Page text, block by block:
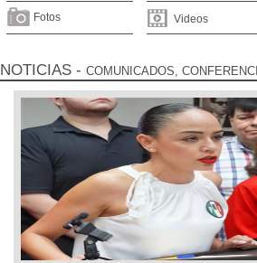
Fotos Videos
NOTICIAS - COMUNICADOS,